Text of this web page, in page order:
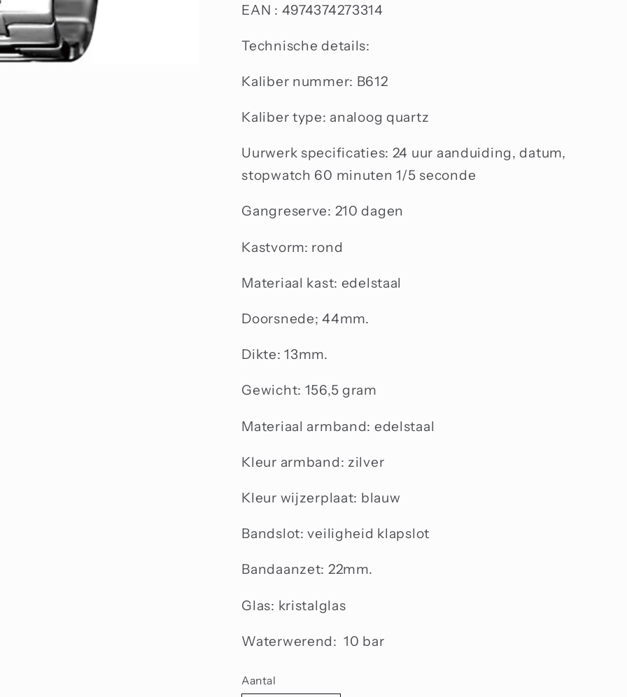
EAN : 4974374273314
Technische details:
Kaliber nummer: B612
Kaliber type: analoog quartz
Uurwerk specificaties: 24 uur aanduiding, datum,
stopwatch 60 minuten 1/5 seconde
Gangreserve: 210 dagen
Kastvorm: rond
Materiaal kast: edelstaal
Doorsnede; 44mm.
Dikte: 13mm.
Gewicht: 156,5 gram
Materiaal armband: edelstaal
Kleur armband: zilver
Kleur wijzerplaat: blauw
Bandslot: veiligheid klapslot
Bandaanzet: 22mm.
Glas: kristalglas
Waterwerend: 10 bar
Aantal